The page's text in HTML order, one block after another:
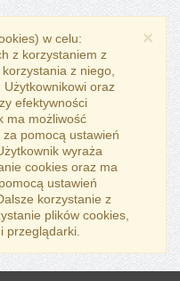
×
w celu:
z korzystaniem z
z niego,
oraz
efektywności
ma możliwość
pomocą ustawień
wyraża
cookies oraz ma
ustawień
korzystanie z
plików cookies,
przeglądarki.